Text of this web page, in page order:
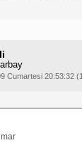
Cumartesi 20:53:32